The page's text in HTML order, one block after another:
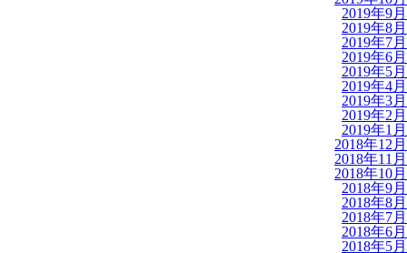
2019年9月
2019年8月
2019年7月
2019年6月
2019年5月
2019年4月
2019年3月
2019年2月
2019年1月
2018年12月
2018年11月
2018年10月
2018年9月
2018年8月
2018年7月
2018年6月
2018年5月